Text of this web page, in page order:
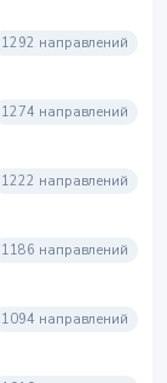
1292 направлений
1274 направлений
1222 направлений
1186 направлений
1094 направлений